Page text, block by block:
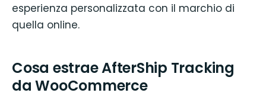
esperienza personalizzata con il marchio di
quella online.
Cosa estrae AfterShip Tracking
da WooCommerce